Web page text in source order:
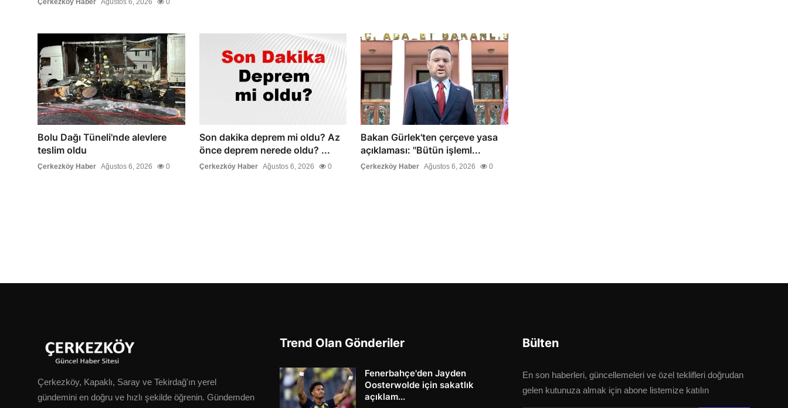
Çerkezköy Haber Ağustos 6, 2026 0
Bolu Dağı Tüneli'nde alevlere
teslim oldu
Çerkezköy Haber Ağustos 6, 2026 0
Son dakika deprem mi oldu? Az
önce deprem nerede oldu? ...
Çerkezköy Haber Ağustos 6, 2026 0
Bakan Gürlek'ten çerçeve yasa
açıklaması: "Bütün işleml...
Çerkezköy Haber Ağustos 6, 2026 0
Çerkezköy, Kapaklı, Saray ve Tekirdağ'ın yerel
gündemini en doğru ve hızlı şekilde öğrenin. Gündemden
Trend Olan Gönderiler
Fenerbahçe'den Jayden
Oosterwolde için sakatlık
açıklam...
Bülten
En son haberleri, güncellemeleri ve özel teklifleri doğrudan
gelen kutunuza almak için abone listemize katılın